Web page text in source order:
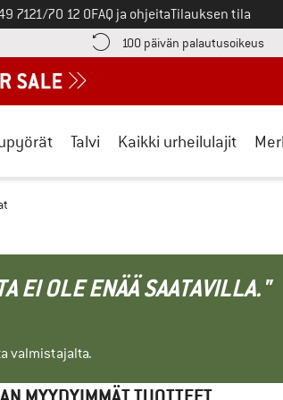
meille
7121/70 12 0FAQ ja ohjeitaTilauksen tila
tietokentässä 100 päivän palautusoikeus
Talvi Kaikki urheilulajit
EI OLE ENÄÄ SAATAVILLA."
valmistajalta.